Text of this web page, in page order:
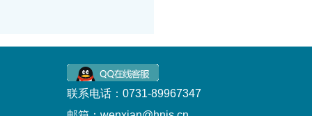
联系电话：0731-89967347